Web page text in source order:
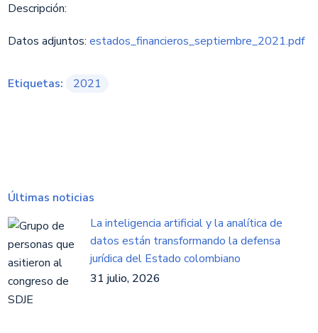
Descripción:​
Datos adjuntos:estados_financieros_septiembre_2021.pdf
Etiquetas: 2021
Últimas noticias
La inteligencia artificial y la analítica de
datos están transformando la defensa
jurídica del Estado colombiano
31 julio, 2026